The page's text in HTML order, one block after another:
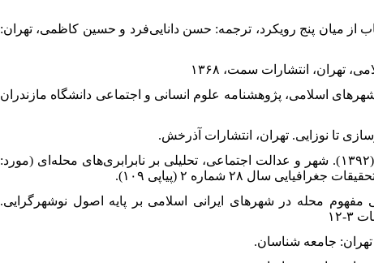
انتخاب از میان پنج رویکرد، ترجمه: حسن دانایی‌فرد و حسین کاظمی، تهران:
اسلامی، پژوهشنامه علوم انسانی و اجتماعی دانشگاه مازندران
۳۵. لطفی، صدیقه، منوچهری میاندوآب، ایوب و آهار، حسن. (۱۳۹۲). شهر و عدالت اجتماعی، تحلیلی بر نابرابری‌های محله‌ای (مورد:
سال ۲۸ شماره ۲ (پیاپی ۱۰۹).
و صفری چابک، ندا. (۱۳۹۲). بازآفرینی مفهوم محله در شهرهای ایرانی اسلامی بر پایه اصول نوشهرگرایی.
۱۲